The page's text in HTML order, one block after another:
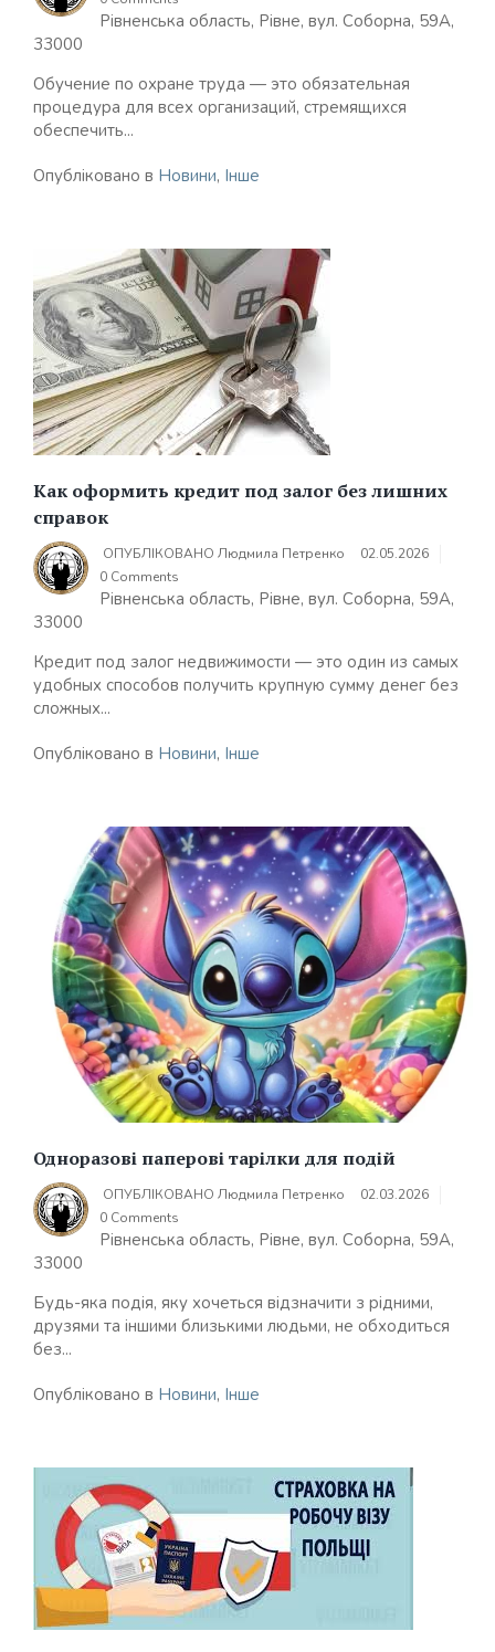
Рівненська область, Рівне, вул. Соборна, 59А,
33000
Обучение по охране труда — это обязательная
процедура для всех организаций, стремящихся
обеспечить...
Опубліковано в Новини, Інше
Как оформить кредит под залог без лишних
справок
ОПУБЛІКОВАНО Людмила Петренко
02.05.2026
0 Comments
Рівненська область, Рівне, вул. Соборна, 59А,
33000
Кредит под залог недвижимости — это один из самых
удобных способов получить крупную сумму денег без
сложных...
Опубліковано в Новини, Інше
Одноразові паперові тарілки для подій
ОПУБЛІКОВАНО Людмила Петренко
02.03.2026
0 Comments
Рівненська область, Рівне, вул. Соборна, 59А,
33000
Будь-яка подія, яку хочеться відзначити з рідними,
друзями та іншими близькими людьми, не обходиться
без...
Опубліковано в Новини, Інше